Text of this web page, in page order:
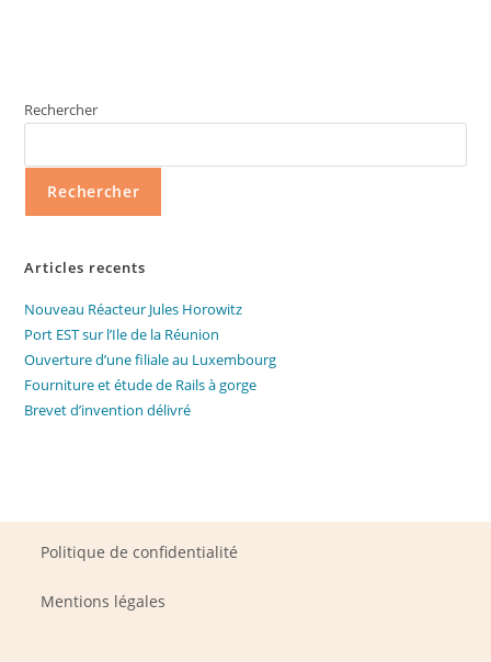
Rechercher
Rechercher
Articles recents
Nouveau Réacteur Jules Horowitz
Port EST sur l’Ile de la Réunion
Ouverture d’une filiale au Luxembourg
Fourniture et étude de Rails à gorge
Brevet d’invention délivré
Politique de confidentialité
Mentions légales